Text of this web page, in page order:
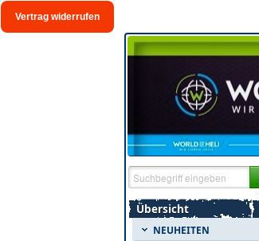
Vertrag widerrufen
Übersicht
NEUHEITEN